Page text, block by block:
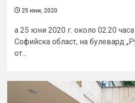
25 юни, 2020
а 25 юни 2020 г. около 02.20
Софийска област, на булевард
от...